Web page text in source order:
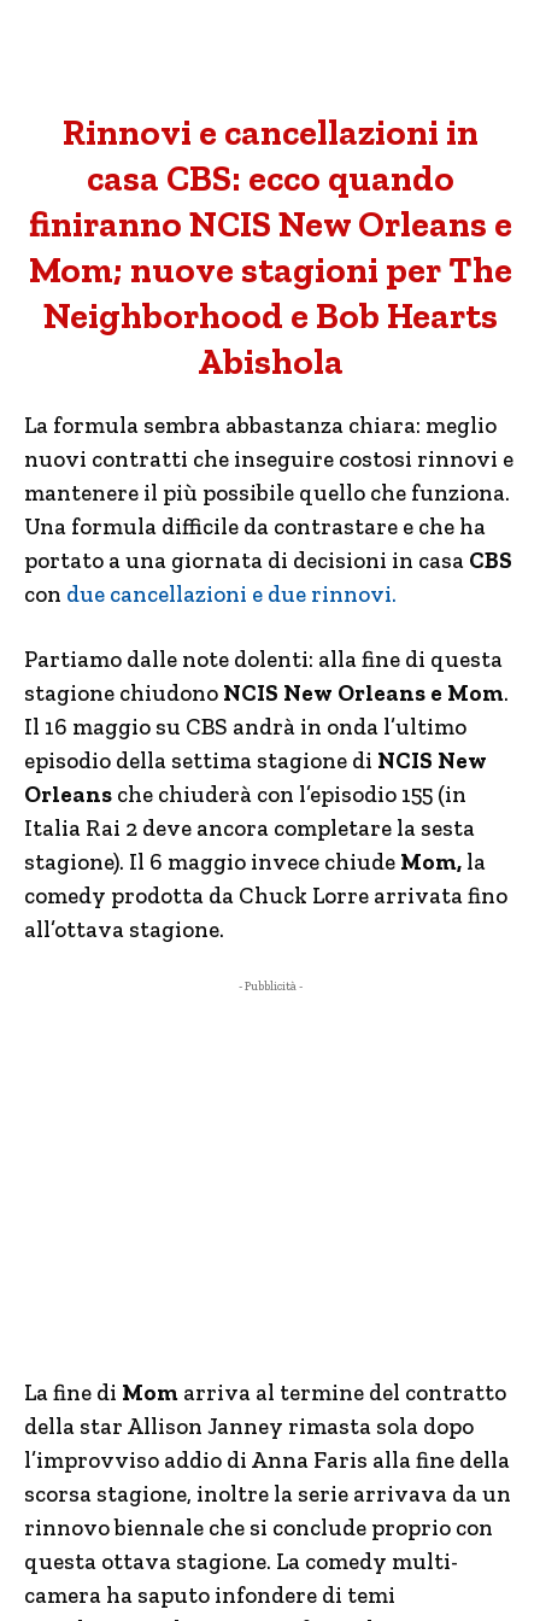
Rinnovi e cancellazioni in
casa CBS: ecco quando
finiranno NCIS New Orleans e
Mom; nuove stagioni per The
Neighborhood e Bob Hearts
Abishola
La formula sembra abbastanza chiara: meglio
nuovi contratti che inseguire costosi rinnovi e
mantenere il più possibile quello che funziona.
Una formula difficile da contrastare e che ha
portato a una giornata di decisioni in casa CBS
con due cancellazioni e due rinnovi.
Partiamo dalle note dolenti: alla fine di questa
stagione chiudono NCIS New Orleans e Mom.
Il 16 maggio su CBS andrà in onda l’ultimo
episodio della settima stagione di NCIS New
Orleans che chiuderà con l’episodio 155 (in
Italia Rai 2 deve ancora completare la sesta
stagione). Il 6 maggio invece chiude Mom, la
comedy prodotta da Chuck Lorre arrivata fino
all’ottava stagione.
- Pubblicità -
La fine di Mom arriva al termine del contratto
della star Allison Janney rimasta sola dopo
l’improvviso addio di Anna Faris alla fine della
scorsa stagione, inoltre la serie arrivava da un
rinnovo biennale che si conclude proprio con
questa ottava stagione. La comedy multi-
camera ha saputo infondere di temi